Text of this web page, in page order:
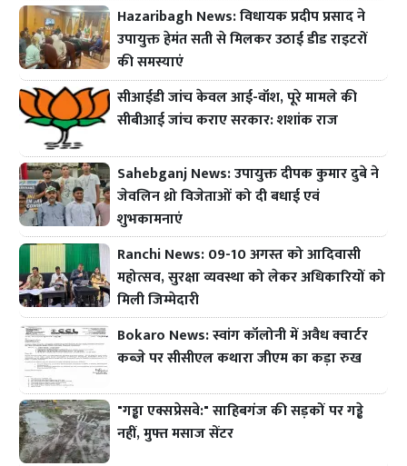
Hazaribagh News: विधायक प्रदीप प्रसाद ने
उपायुक्त हेमंत सती से मिलकर उठाई डीड राइटरों
की समस्याएं
सीआईडी जांच केवल आई-वॉश, पूरे मामले की
सीबीआई जांच कराए सरकार: शशांक राज
Sahebganj News: उपायुक्त दीपक कुमार दुबे ने
जेवलिन थ्रो विजेताओं को दी बधाई एवं
शुभकामनाएं
Ranchi News: 09-10 अगस्त को आदिवासी
महोत्सव, सुरक्षा व्यवस्था को लेकर अधिकारियों को
मिली जिम्मेदारी
Bokaro News: स्वांग कॉलोनी में अवैध क्वार्टर
कब्जे पर सीसीएल कथारा जीएम का कड़ा रुख
"गड्ढा एक्सप्रेसवे:" साहिबगंज की सड़कों पर गड्ढे
नहीं, मुफ्त मसाज सेंटर